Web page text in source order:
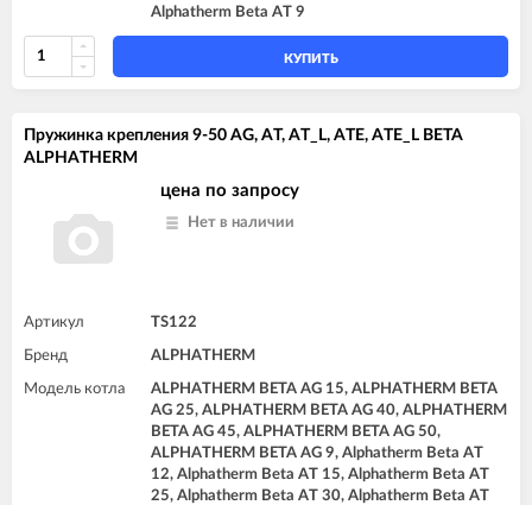
Alphatherm Beta AT 9
КУПИТЬ
Пружинка крепления 9-50 AG, AT, AT_L, ATE, ATE_L BETA
ALPHATHERM
цена по запросу
Нет в наличии
Артикул TS122
Бренд ALPHATHERM
Модель котла
ALPHATHERM BETA AG 15, ALPHATHERM BETA
AG 25, ALPHATHERM BETA AG 40, ALPHATHERM
BETA AG 45, ALPHATHERM BETA AG 50,
ALPHATHERM BETA AG 9, Alphatherm Beta AT
12, Alphatherm Beta AT 15, Alphatherm Beta AT
25, Alphatherm Beta AT 30, Alphatherm Beta AT